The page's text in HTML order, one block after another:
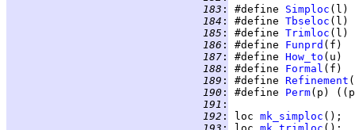
183 : #define Simploc
184 : #define Tbseloc
185 : #define Trimloc
186 : #define Funprd
187 : #define How_to
188 : #define Formal
189 : #define Refinement
190 : #define Perm
191 :
192 : loc mk_simploc